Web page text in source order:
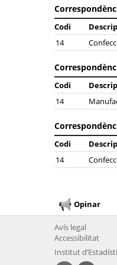
Codi
14
Codi
14
Codi
14
Opinar
Avís legal
Accessibilitat
Institut